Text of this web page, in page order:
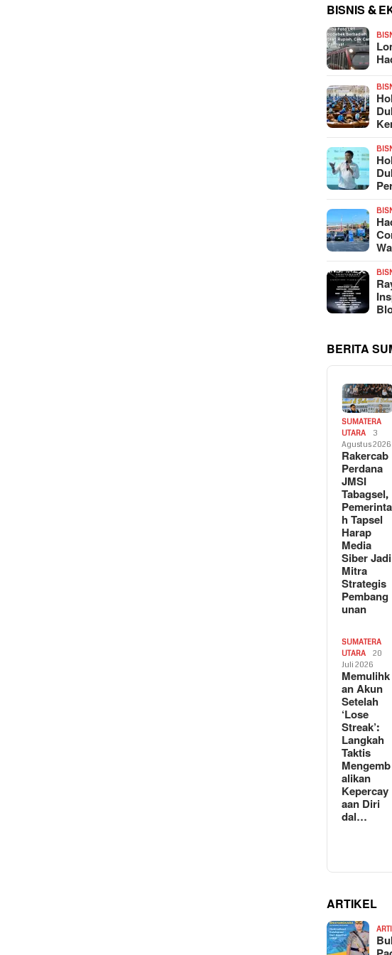
BISNIS &
BERITA
SUMATERA
UTARA
3
Agustus 2026
Rakercab
Perdana
JMSI
Tabagsel,
Pemerinta
h Tapsel
Harap
Media
Siber Jadi
Mitra
Strategis
Pembang
unan
SUMATERA
UTARA
20
Juli 2026
Memulihk
an Akun
Setelah
‘Lose
Streak’:
Langkah
Taktis
Mengemb
alikan
Kepercay
aan Diri
dal…
ARTIKEL